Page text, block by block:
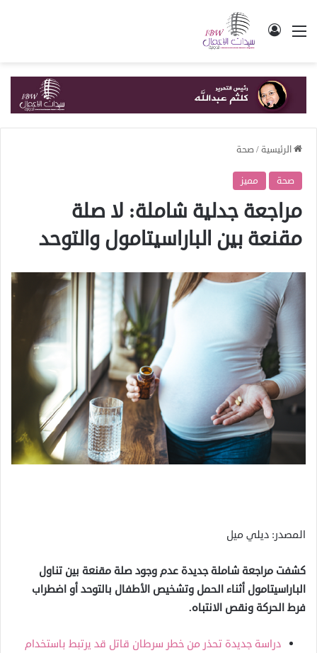
القائمة تسجيل الدخول
الرئيسية/صحة
صحة مميز
مراجعة جدلية شاملة: لا صلة
مقنعة بين الباراسيتامول والتوحد
المصدر: ديلي ميل
كشفت مراجعة شاملة جديدة عدم وجود صلة مقنعة بين تناول
الباراسيتامول أثناء الحمل وتشخيص الأطفال بالتوحد أو اضطراب
فرط الحركة ونقص الانتباه.
دراسة جديدة تحذر من خطر سرطان قاتل قد يرتبط باستخدام